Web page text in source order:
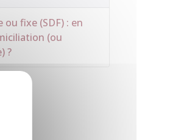
ou fixe (SDF) : en
(ou
?